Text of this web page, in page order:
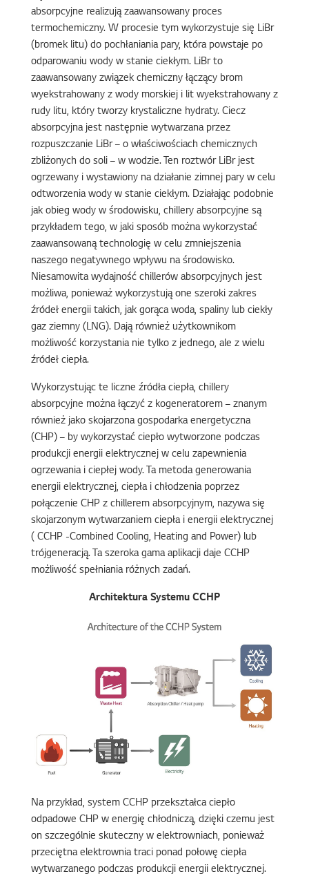
absorpcyjne realizują zaawansowany proces
termochemiczny. W procesie tym wykorzystuje się LiBr
(bromek litu) do pochłaniania pary, która powstaje po
odparowaniu wody w stanie ciekłym. LiBr to
zaawansowany związek chemiczny łączący brom
wyekstrahowany z wody morskiej i lit wyekstrahowany z
rudy litu, który tworzy krystaliczne hydraty. Ciecz
absorpcyjna jest następnie wytwarzana przez
rozpuszczanie LiBr – o właściwościach chemicznych
zbliżonych do soli – w wodzie. Ten roztwór LiBr jest
ogrzewany i wystawiony na działanie zimnej pary w celu
odtworzenia wody w stanie ciekłym. Działając podobnie
jak obieg wody w środowisku, chillery absorpcyjne są
przykładem tego, w jaki sposób można wykorzystać
zaawansowaną technologię w celu zmniejszenia
naszego negatywnego wpływu na środowisko.
Niesamowita wydajność chillerów absorpcyjnych jest
możliwa, ponieważ wykorzystują one szeroki zakres
źródeł energii takich, jak gorąca woda, spaliny lub ciekły
gaz ziemny (LNG). Dają również użytkownikom
możliwość korzystania nie tylko z jednego, ale z wielu
źródeł ciepła.
Wykorzystując te liczne źródła ciepła, chillery
absorpcyjne można łączyć z kogeneratorem – znanym
również jako skojarzona gospodarka energetyczna
(CHP) – by wykorzystać ciepło wytworzone podczas
produkcji energii elektrycznej w celu zapewnienia
ogrzewania i ciepłej wody. Ta metoda generowania
energii elektrycznej, ciepła i chłodzenia poprzez
połączenie CHP z chillerem absorpcyjnym, nazywa się
skojarzonym wytwarzaniem ciepła i energii elektrycznej
( CCHP -Combined Cooling, Heating and Power) lub
trójgeneracją. Ta szeroka gama aplikacji daje CCHP
możliwość spełniania różnych zadań.
Architektura Systemu CCHP
Na przykład, system CCHP przekształca ciepło
odpadowe CHP w energię chłodniczą, dzięki czemu jest
on szczególnie skuteczny w elektrowniach, ponieważ
przeciętna elektrownia traci ponad połowę ciepła
wytwarzanego podczas produkcji energii elektrycznej.